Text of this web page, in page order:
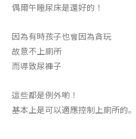
偶爾午睡尿床是還好的！
因為有時孩子也會因為貪玩
故意不上廁所
而導致尿褲子
這些都是例外喲！
基本上是可以適應控制上廁所的。